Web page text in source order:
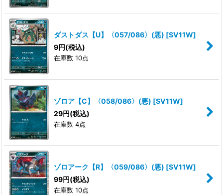
ダストダス【U】〈057/086〉(悪) [SV11W]
9円(税込)
在庫数 10点
ゾロア【C】〈058/086〉(悪) [SV11W]
29円(税込)
在庫数 4点
ゾロアーク【R】〈059/086〉(悪) [SV11W]
99円(税込)
在庫数 10点